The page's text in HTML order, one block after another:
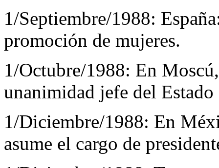
1/Septiembre/1988:
promoción de mujeres.
1/Octubre/1988: En
unanimidad jefe del
1/Diciembre/1988: En
asume el cargo de